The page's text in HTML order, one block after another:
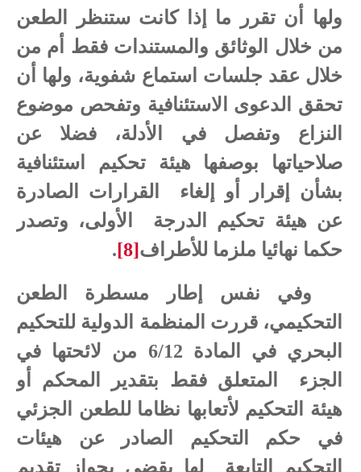
ولها أن تقرر ما إذا كانت ستنظر الطعن
من خلال الوثائق والمستندات فقط أم من
خلال عقد جلسات استماع شفوية، ولها أن
تحقق الدعوى الاستئنافية وتفحص موضوع
النزاع وتفصل في الأدلة، فضلا عن
صلاحياتها بوصفها هيئة تحكيم استئنافية
بشأن إقرار أو إلغاء القرارات الصادرة
عن هيئة تحكيم الدرجة الأولى، وتصدر
حكما نهائيا ملزما للأطراف[8]
.
وفي نفس إطار مسطرة الطعن
التحكيمي، قررت المنظمة الدولية للتحكيم
البحري في المادة 6/12 من لائحتها في
الجزء المتعلق فقط بتقدير المحكم أو
هيئة التحكيم لأتعابها نظاما للطعن الجزئي
في حكم التحكيم الصادر عن هيئات
التحكيم التابعة لها يقضي بجواز تقديم